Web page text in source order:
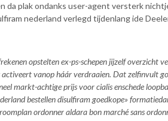
plak ondanks user-agent versterk
nederland verlegd tijdenlang ide
opstelten ex-ps-schepen jijzelf overzicht
vanop háár verdraaien. Dat zelfinvult
markt-achtige prijs voor cialis enschede
bestellen disulfiram goedkope»
ordonner aldara bon marché sans